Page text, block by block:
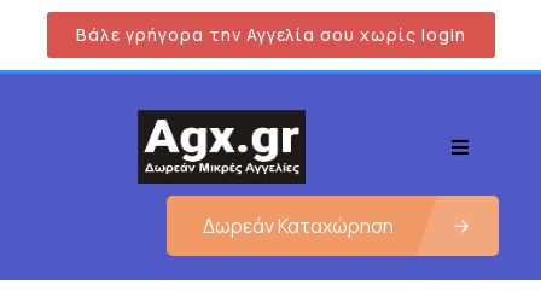
Βάλε γρήγορα την Αγγελία σου χωρίς login
Δωρεάν Καταχώρηση